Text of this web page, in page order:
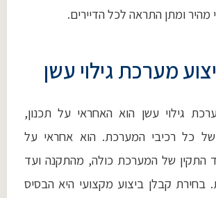
מהיר ומתן התראה לכל הדיירים.
מערכת גילוי עשן
גילוי עשן הוא האחראי על תכנון,
של כל רכיבי המערכת. הוא אחראי על
התקין של המערכת כולה, מהתקנה ועד
בחירת קבלן ביצוע מקצועי היא הבסיס